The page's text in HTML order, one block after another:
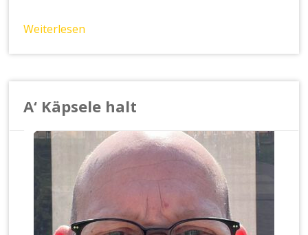
Weiterlesen
A‘ Käpsele halt